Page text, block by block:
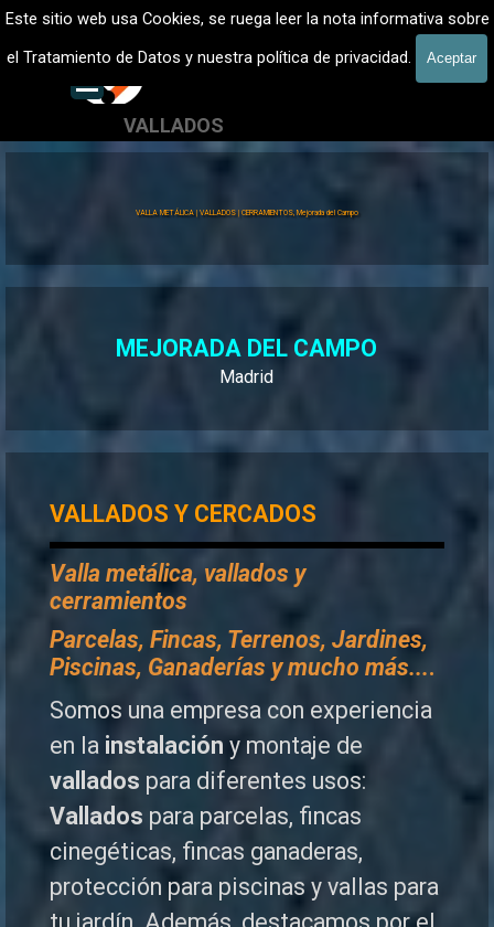
Este sitio web usa Cookies, se ruega leer la nota informativa sobre
el Tratamiento de Datos y nuestra política de privacidad.
Aceptar
Vaya al ContenidoVALLADOS METALICOS MADRID - VALLADO DE FINCAS
Vallados de fincas, Cercados
VALLADOS
601 900 178
VALLA METÁLICA | VALLADOS | CERRAMIENTOS, Mejorada del Campo
MEJORADA DEL CAMPO
Madrid
VALLADOS Y CERCADOS
Valla metálica, vallados y
cerramientos
Parcelas, Fincas, Terrenos, Jardines,
Piscinas, Ganaderías y mucho más....
Somos una empresa con experiencia
en la instalación y montaje de
vallados para diferentes usos:
Vallados para parcelas, fincas
cinegéticas, fincas ganaderas,
protección para piscinas y vallas para